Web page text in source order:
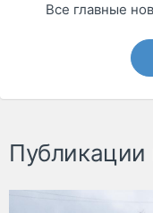
Все главные
Публикации